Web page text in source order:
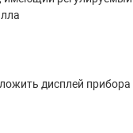
дисплей